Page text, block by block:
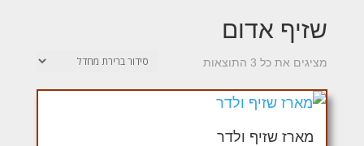
שזיף אדום
מציגים את כל ⁦3⁩ התוצאות
מארז שזיף ולדר